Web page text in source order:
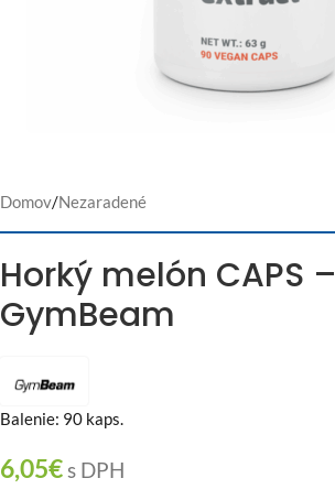
Domov/Nezaradené
Horký melón CAPS –
GymBeam
Balenie: 90 kaps.
6,05€s DPH